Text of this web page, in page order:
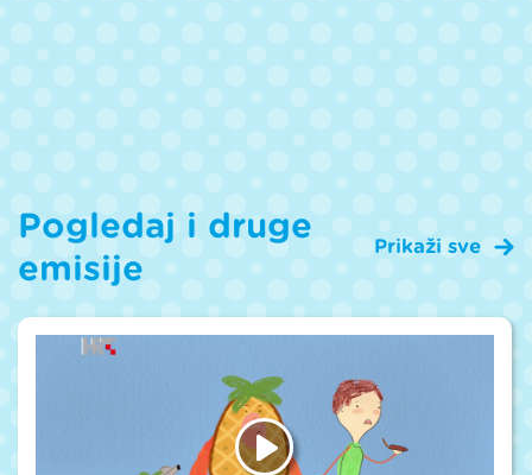
Pogledaj i druge
emisije
Prikaži sve